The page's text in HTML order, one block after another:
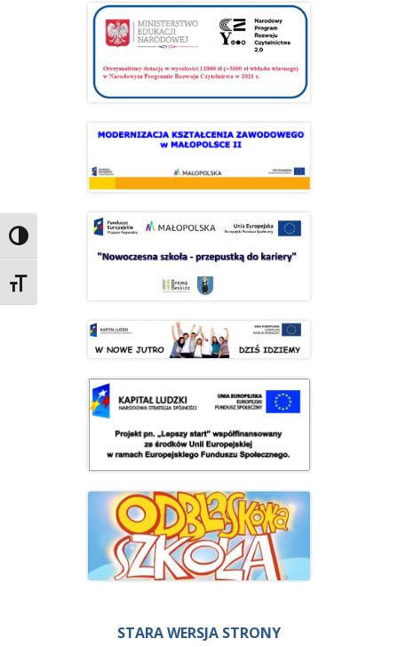
Przełącz wysoki kontrast
Zmień rozmiar czcionek
STARA WERSJA STRONY